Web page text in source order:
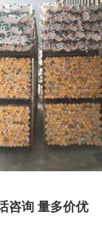
咨询 量多价优